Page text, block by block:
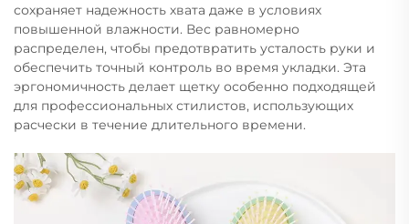
сохраняет надежность хвата даже в условиях
повышенной влажности. Вес равномерно
распределен, чтобы предотвратить усталость руки и
обеспечить точный контроль во время укладки. Эта
эргономичность делает щетку особенно подходящей
для профессиональных стилистов, использующих
расчески в течение длительного времени.